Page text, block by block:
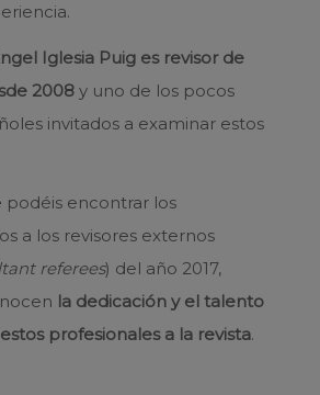
Iglesia Puig es revisor de
2008 y uno de los pocos
invitados a examinar estos
podéis encontrar los
a los revisores externos
referees) del año 2017,
la dedicación y el talento
profesionales a la revista.